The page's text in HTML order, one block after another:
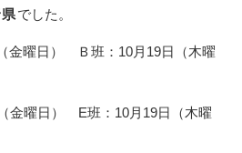
でした。
金曜日） Ｂ班：10月19日（木曜
金曜日） E班：10月19日（木曜